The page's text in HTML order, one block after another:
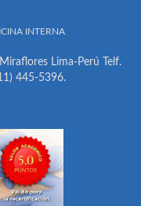
INTERNA
Lima-Perú Telf.
445-5396.